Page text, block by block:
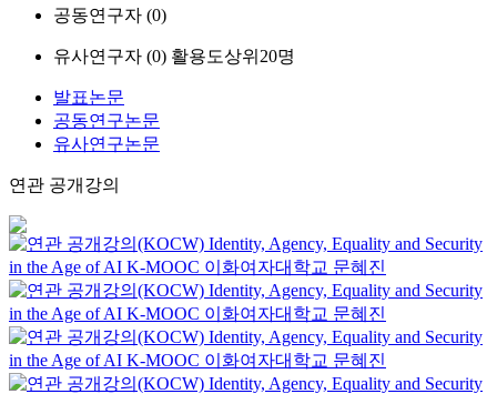
공동연구자 (0)
유사연구자 (0) 활용도상위20명
발표논문
공동연구논문
유사연구논문
연관 공개강의
Identity, Agency, Equality and Security
in the Age of AI K-MOOC 이화여자대학교 문혜진
Identity, Agency, Equality and Security
in the Age of AI K-MOOC 이화여자대학교 문혜진
Identity, Agency, Equality and Security
in the Age of AI K-MOOC 이화여자대학교 문혜진
Identity, Agency, Equality and Security